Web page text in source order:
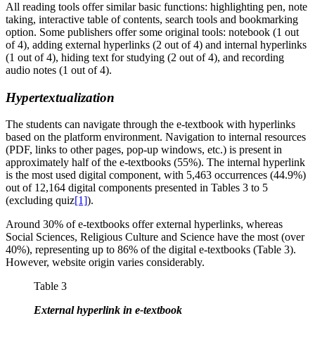
All reading tools offer similar basic functions: highlighting pen, note
taking, interactive table of contents, search tools and bookmarking
option. Some publishers offer some original tools: notebook (1 out
of 4), adding external hyperlinks (2 out of 4) and internal hyperlinks
(1 out of 4), hiding text for studying (2 out of 4), and recording
audio notes (1 out of 4).
Hypertextualization
The students can navigate through the e-textbook with hyperlinks
based on the platform environment. Navigation to internal resources
(PDF, links to other pages, pop-up windows, etc.) is present in
approximately half of the e-textbooks (55%). The internal hyperlink
is the most used digital component, with 5,463 occurrences (44.9%)
out of 12,164 digital components presented in Tables 3 to 5
(excluding quiz[1]).
Around 30% of e-textbooks offer external hyperlinks, whereas
Social Sciences, Religious Culture and Science have the most (over
40%), representing up to 86% of the digital e-textbooks (Table 3).
However, website origin varies considerably.
Table 3
External hyperlink in e-textbook